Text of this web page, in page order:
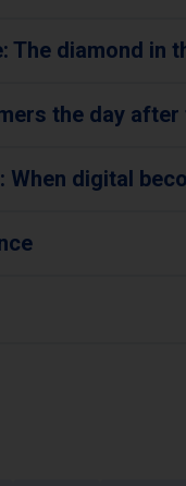
The diamond in
the day
digital